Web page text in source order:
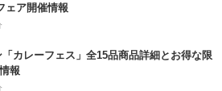
ェア開催情報
「カレーフェス」全15品商品詳細とお得な限
報